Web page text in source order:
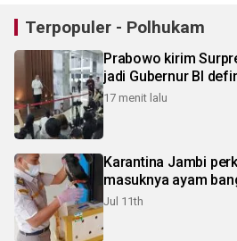
Terpopuler - Polhukam
Prabowo kirim
jadi Gubernur BI
17 menit lalu
Karantina Jambi
masuknya ayam
Jul 11th